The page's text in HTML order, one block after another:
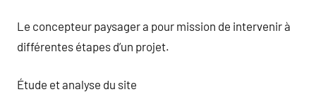
Le concepteur paysager a pour mission de intervenir à
différentes étapes d’un projet.
Étude et analyse du site